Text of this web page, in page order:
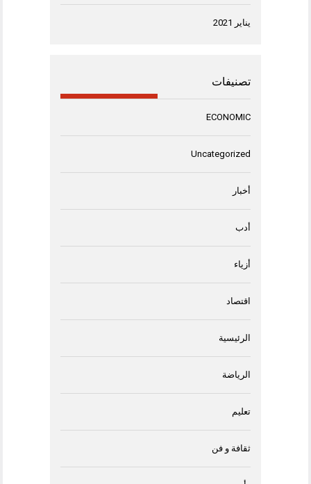
يناير 2021
تصنيفات
ECONOMIC
Uncategorized
أخبار
أدب
أزياء
اقتصاد
الرئيسية
الرياضة
تعليم
ثقافة و فن